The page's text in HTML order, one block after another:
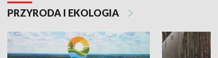
PRZYRODA I EKOLOGIA